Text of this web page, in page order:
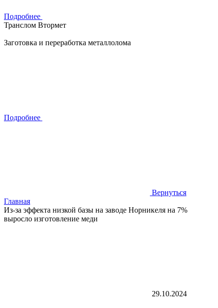
Подробнее
Транслом Втормет
Заготовка и переработка металлолома
Подробнее
Вернуться
Главная
Из-за эффекта низкой базы на заводе Норникеля на 7%
выросло изготовление меди
29.10.2024